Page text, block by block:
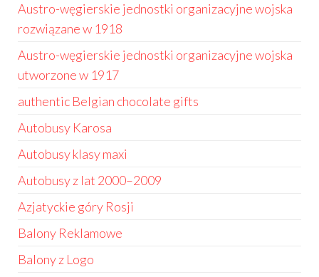
Austro-węgierskie jednostki organizacyjne wojska
rozwiązane w 1918
Austro-węgierskie jednostki organizacyjne wojska
utworzone w 1917
authentic Belgian chocolate gifts
Autobusy Karosa
Autobusy klasy maxi
Autobusy z lat 2000–2009
Azjatyckie góry Rosji
Balony Reklamowe
Balony z Logo